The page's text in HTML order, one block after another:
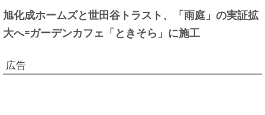
旭化成ホームズと世田谷トラスト、「雨庭」の実証拡
大へ=ガーデンカフェ「ときそら」に施工
広告